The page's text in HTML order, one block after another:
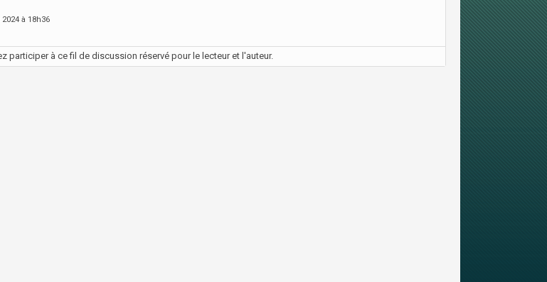
à 18h36
participer à ce fil de discussion réservé pour le lecteur et l'auteur.